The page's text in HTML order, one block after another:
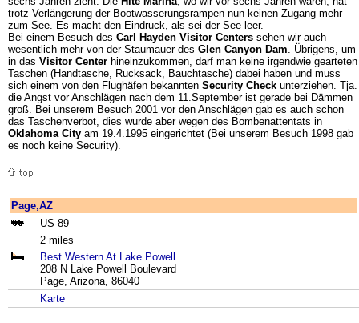
trotz Verlängerung der Bootwasserungsrampen nun keinen Zugang mehr
zum See. Es macht den Eindruck, als sei der See leer.
Bei einem Besuch des Carl Hayden Visitor Centers sehen wir auch
wesentlich mehr von der Staumauer des Glen Canyon Dam. Übrigens, um
in das Visitor Center hineinzukommen, darf man keine irgendwie gearteten
Taschen (Handtasche, Rucksack, Bauchtasche) dabei haben und muss
sich einem von den Flughäfen bekannten Security Check unterziehen. Tja.
die Angst vor Anschlägen nach dem 11.September ist gerade bei Dämmen
groß. Bei unserem Besuch 2001 vor den Anschlägen gab es auch schon
das Taschenverbot, dies wurde aber wegen des Bombenattentats in
Oklahoma City am 19.4.1995 eingerichtet (Bei unserem Besuch 1998 gab
es noch keine Security).
Page,AZ
US-89
2 miles
Best Western At Lake Powell
208 N Lake Powell Boulevard
Page, Arizona, 86040
Karte